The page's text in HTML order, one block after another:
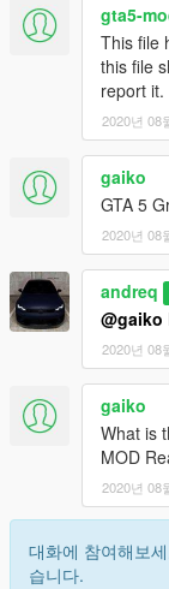
gta5-
This file
this file
report it.
2020년 08
gaiko
GTA 5
2020년 08
andreq
@gaiko
2020년 08
gaiko
What is
MOD
2020년 08
대화에 참여해보
습니다.